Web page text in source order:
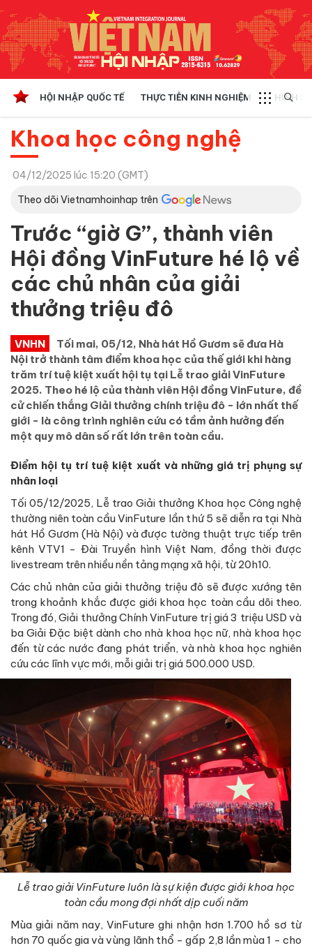
HỘI NHẬP QUỐC TẾ THỰC TIỄN KINH NGHIỆM CHÍNH
Khoa học công nghệ
04/12/2025 lúc 15:20 (GMT)
Theo dõi Vietnamhoinhap trên
Trước “giờ G”, thành viên
Hội đồng VinFuture hé lộ về
các chủ nhân của giải
thưởng triệu đô
VNHN
Tối mai, 05/12, Nhà hát Hồ Gươm sẽ đưa Hà
Nội trở thành tâm điểm khoa học của thế giới khi hàng
trăm trí tuệ kiệt xuất hội tụ tại Lễ trao giải VinFuture
2025. Theo hé lộ của thành viên Hội đồng VinFuture, đề
cử chiến thắng Giải thưởng chính triệu đô - lớn nhất thế
giới - là công trình nghiên cứu có tầm ảnh hưởng đến
một quy mô dân số rất lớn trên toàn cầu.
Điểm hội tụ trí tuệ kiệt xuất và những giá trị phụng sự
nhân loại
Tối 05/12/2025, Lễ trao Giải thưởng Khoa học Công nghệ
thường niên toàn cầu VinFuture lần thứ 5 sẽ diễn ra tại Nhà
hát Hồ Gươm (Hà Nội) và được tường thuật trực tiếp trên
kênh VTV1 - Đài Truyền hình Việt Nam, đồng thời được
livestream trên nhiều nền tảng mạng xã hội, từ 20h10.
Các chủ nhân của giải thưởng triệu đô sẽ được xướng tên
trong khoảnh khắc được giới khoa học toàn cầu dõi theo.
Trong đó, Giải thưởng Chính VinFuture trị giá 3 triệu USD và
ba Giải Đặc biệt dành cho nhà khoa học nữ, nhà khoa học
đến từ các nước đang phát triển, và nhà khoa học nghiên
cứu các lĩnh vực mới, mỗi giải trị giá 500.000 USD.
Lễ trao giải VinFuture luôn là sự kiện được giới khoa học
toàn cầu mong đợi nhất dịp cuối năm
Mùa giải năm nay, VinFuture ghi nhận hơn 1.700 hồ sơ từ
hơn 70 quốc gia và vùng lãnh thổ - gấp 2,8 lần mùa 1 - cho